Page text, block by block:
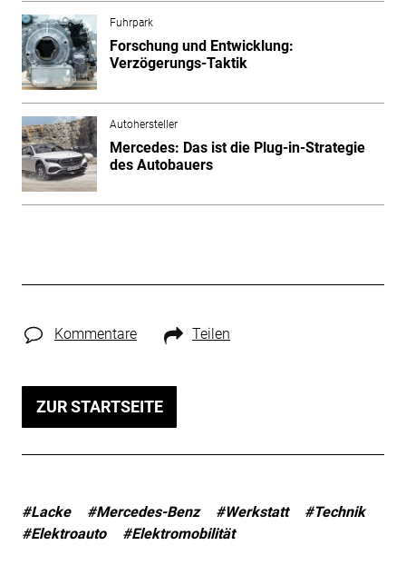
Fuhrpark
Forschung und Entwicklung:
Verzögerungs-Taktik
Autohersteller
Mercedes: Das ist die Plug-in-Strategie
des Autobauers
Kommentare Teilen
ZUR STARTSEITE
#Lacke #Mercedes-Benz #Werkstatt
#Technik
#Elektroauto
#Elektromobilität